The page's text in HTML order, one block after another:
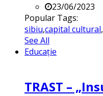
23/06/2023
Popular Tags:
sibiu,capital cultural,
See All
Educație
TRAST –